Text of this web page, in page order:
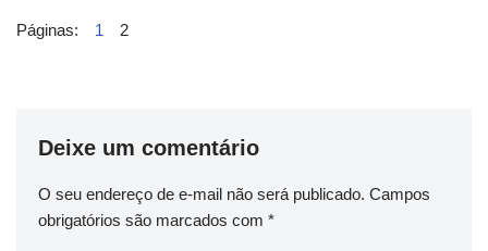
Páginas: 1 2
Deixe um comentário
O seu endereço de e-mail não será publicado. Campos
obrigatórios são marcados com *